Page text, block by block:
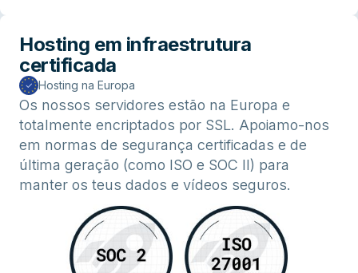
Hosting em infraestrutura
certificada
Hosting na Europa
Os nossos servidores estão na Europa e
totalmente encriptados por SSL. Apoiamo-nos
em normas de segurança certificadas e de
última geração (como ISO e SOC II) para
manter os teus dados e vídeos seguros.